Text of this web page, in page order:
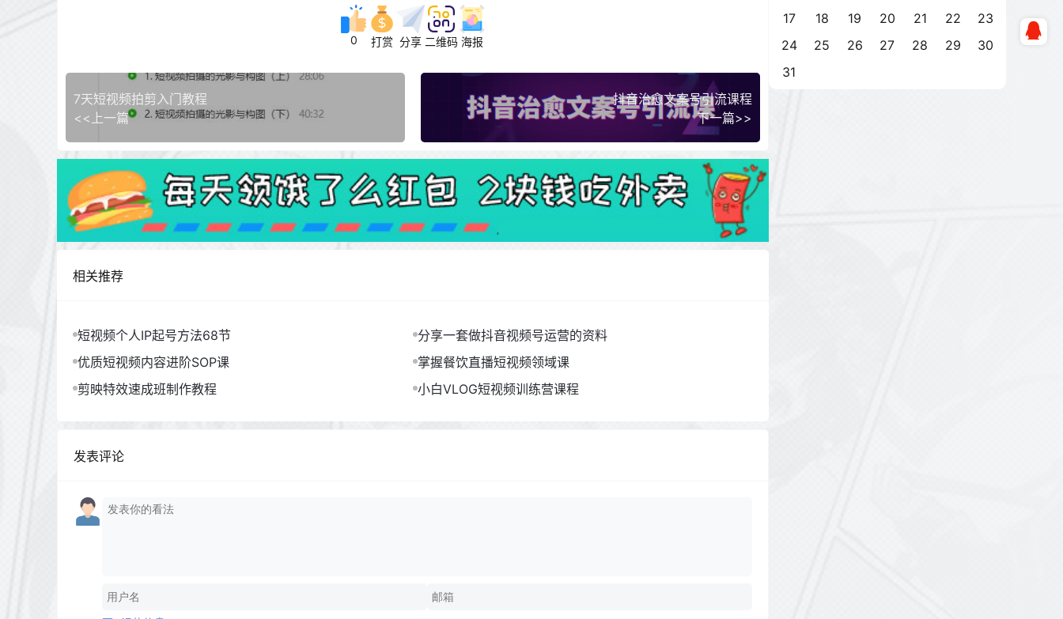
0 打赏 分享 二维码 海报
7天短视频拍剪入门教程
<<上一篇
抖音治愈文案号引流课程
下一篇>>
相关推荐
短视频个人IP起号方法68节
分享一套做抖音视频号运营的资料
优质短视频内容进阶SOP课
掌握餐饮直播短视频领域课
剪映特效速成班制作教程
小白VLOG短视频训练营课程
发表评论
17
18 19 20 21 22
23
24
25 26 27 28 29
30
31